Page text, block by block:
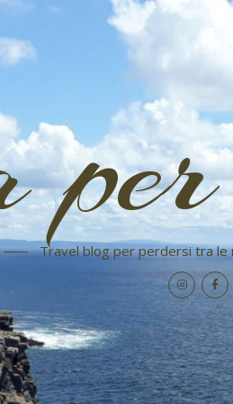
Travel blog per perdersi tra le